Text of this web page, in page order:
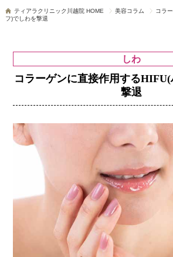
ティアラクリニック川越院 HOME 美容コラム
コラ
フ)でしわを撃退
しわ
コラーゲンに直接作用する
撃退